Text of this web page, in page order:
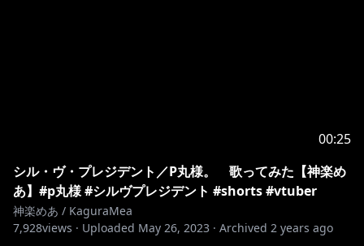
00:25
シル・ヴ・プレジデント／P丸様。 歌ってみた【神楽め
あ】#p丸様 #シルヴプレジデント #shorts #vtuber
神楽めあ / KaguraMea
7,928views · Uploaded May 26, 2023 · Archived 2 years ago